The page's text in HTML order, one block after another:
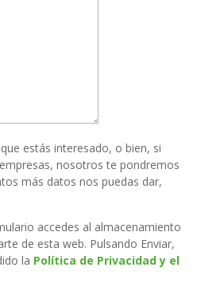
estás interesado, o bien, si
nosotros te pondremos
más datos nos puedas dar,
accedes al almacenamiento
de esta web. Pulsando Enviar,
la Política de Privacidad y el